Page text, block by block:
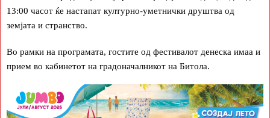
13:00 часот ќе настапат културно-уметнички друштва од
земјата и странство.
Во рамки на програмата, гостите од фестивалот денеска имаа и
прием во кабинетот на градоначалникот на Битола.